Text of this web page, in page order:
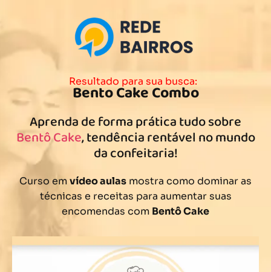
Resultado para sua busca:
Bento Cake Combo
Aprenda de forma prática tudo sobre
Bentô Cake, tendência rentável no mundo
da confeitaria!
Curso emvídeo aulas mostra como dominar as
técnicas e receitas para aumentar suas
encomendas com Bentô Cake